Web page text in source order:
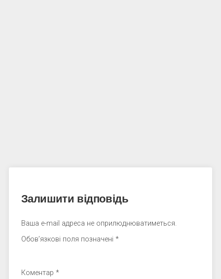
Залишити відповідь
Ваша e-mail адреса не оприлюднюватиметься.
Обов’язкові поля позначені *
Коментар *